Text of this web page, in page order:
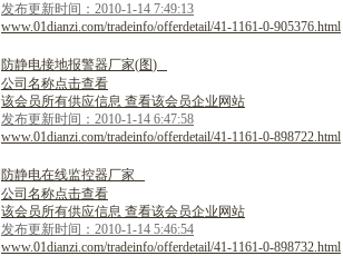
发布更新时间：2010-1-14 7:49:13
www.01dianzi.com/tradeinfo/offerdetail/41-1161-0-905376.html
防静电接地报警器厂家(图)
公司名称点击查看
该会员所有供应信息 查看该会员企业网站
发布更新时间：2010-1-14 6:47:58
www.01dianzi.com/tradeinfo/offerdetail/41-1161-0-898722.html
防静电在线监控器厂家
公司名称点击查看
该会员所有供应信息 查看该会员企业网站
发布更新时间：2010-1-14 5:46:54
www.01dianzi.com/tradeinfo/offerdetail/41-1161-0-898732.html